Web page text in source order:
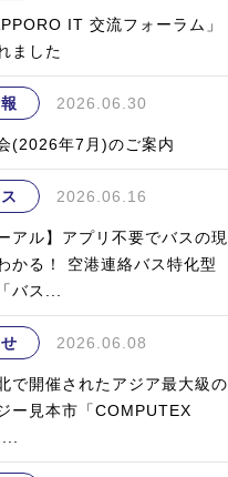
IT 交流フォーラム」
ました
2026.06.30
(2026年7月)のご案内
2026.06.16
アル】アプリ不要でバスの現
かる！ 空港連絡バス特化型
バス...
2026.06.08
で開催されたアジア最大級の
ー見本市「COMPUTEX